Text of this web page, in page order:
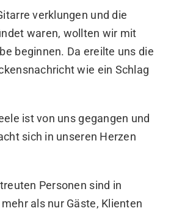
verklungen und die
waren, wollten wir mit
beginnen. Da ereilte uns die
wie ein Schlag
ist von uns gegangen und
sich in unseren Herzen
Personen sind in
als nur Gäste, Klienten